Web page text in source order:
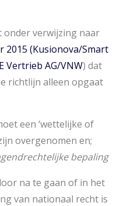
onder verwijzing naar
2015 (Kusionova/Smart
Vertrieb AG/VNW) dat
richtlijn alleen opgaat
een ‘wettelijke of
overgenomen en;
bepaling
na te gaan of in het
van nationaal recht is